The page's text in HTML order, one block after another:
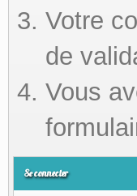
Votre
de
Vous
Se connecter